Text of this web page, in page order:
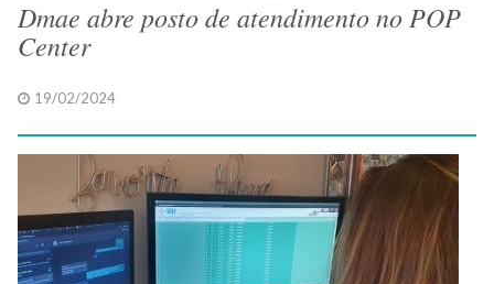
Dmae abre posto de atendimento no POP
Center
19/02/2024